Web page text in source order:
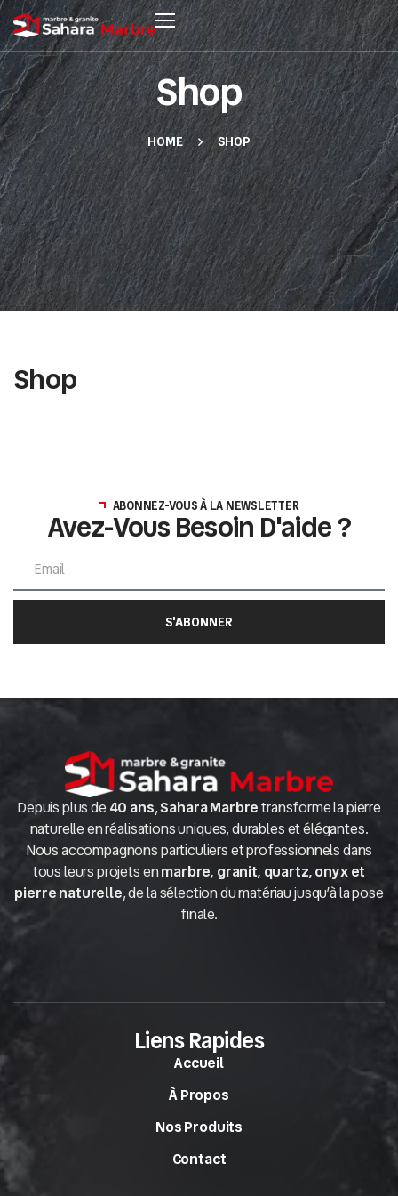
Shop
HOME SHOP
Shop
ABONNEZ-VOUS À LA NEWSLETTER
Avez-Vous Besoin D'aide ?
S'ABONNER
Depuis plus de 40 ans,Sahara Marbretransforme la pierre
naturelle en réalisations uniques, durables et élégantes.
Nous accompagnons particuliers et professionnels dans
tous leurs projets enmarbre, granit, quartz, onyx et
pierre naturelle, de la sélection du matériau jusqu’à la pose
finale.
Liens Rapides
Accueil
À Propos
Nos Produits
Contact